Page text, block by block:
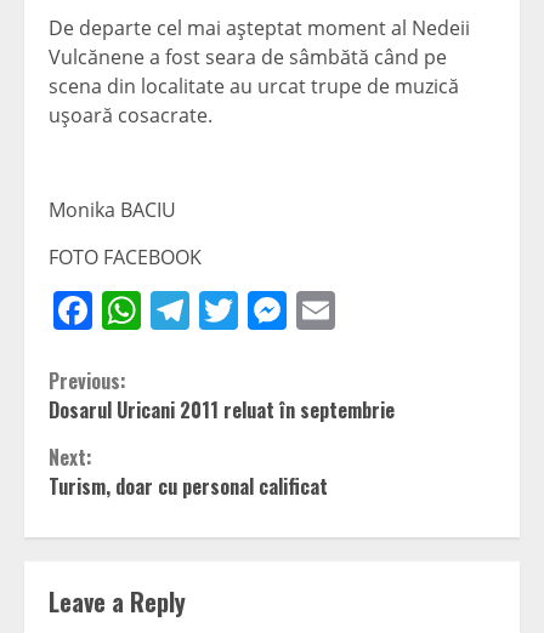
De departe cel mai aşteptat moment al Nedeii
Vulcănene a fost seara de sâmbătă când pe
scena din localitate au urcat trupe de muzică
uşoară cosacrate.
Monika BACIU
FOTO FACEBOOK
Facebook
WhatsApp
Telegram
TwitterMessenger
Continue
Reading
Previous:
Dosarul Uricani 2011 reluat în septembrie
Next:
Turism, doar cu personal calificat
Leave a Reply